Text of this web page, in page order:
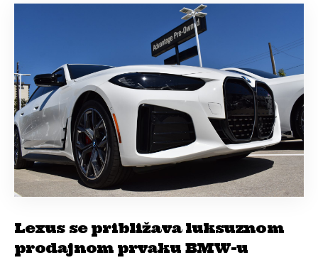
Lexus se približava luksuznom
prodajnom prvaku BMW-u